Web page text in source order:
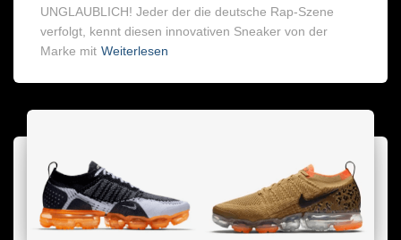
UNGLAUBLICH! Jeder der die deutsche Rap-Szene
verfolgt, kennt diesen innovativen Sneaker von der
Marke mit Weiterlesen